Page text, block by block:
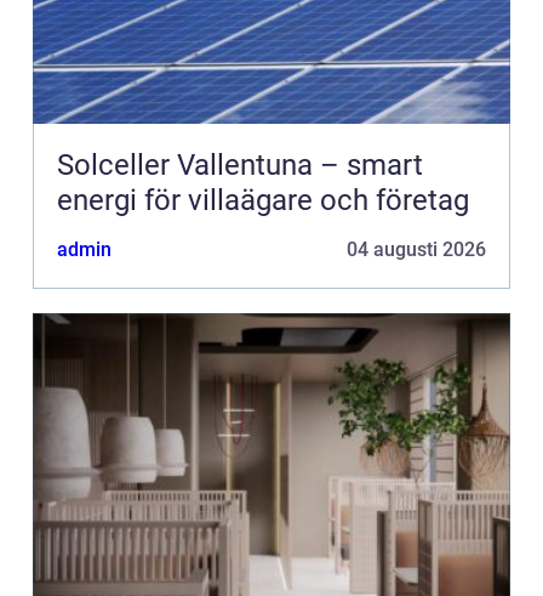
Solceller Vallentuna – smart
energi för villaägare och företag
admin 04 augusti 2026